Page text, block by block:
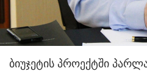
ბიუჯეტის პროექტში